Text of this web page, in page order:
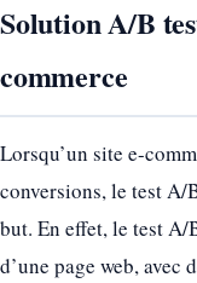
Solution A/B
commerce
Lorsqu’un site e-
conversions, le test A/
but. En effet, le test A/
d’une page web, avec